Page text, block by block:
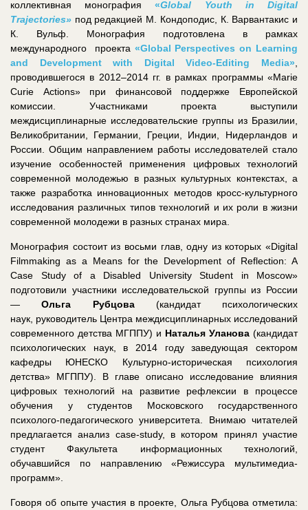
коллективная монография«Global Youth in Digital
Trajectories» под редакцией М. Кондоподис, К. Варвантакис и
К. Вульф. Монография подготовлена в рамках
международного проекта «Global Perspectives on Learning
and Development with Digital Video-Editing Media»
проводившегося в 2012–2014 гг. в рамках программы «Marie
Curie Аctions» при финансовой поддержке Европейской
комиссии. Участниками проекта выступили
междисциплинарные исследовательские группы из Бразилии,
Великобритании, Германии, Греции, Индии, Нидерландов и
России. Общим направлением работы исследователей стало
изучение особенностей применения цифровых технологий
современной молодежью в разных культурных контекстах, а
также разработка инновационных методов кросс-культурного
исследования различных типов технологий и их роли в жизни
современной молодежи в разных странах мира.
Монография состоит из восьми глав, одну из которых «Digital
Filmmaking as a Means for the Development of Reflection: A
Case Study of a Disabled University Student in Moscow»
подготовили участники исследовательской группы из России
—Ольга Рубцова (кандидат психологических
наук, руководитель Центра междисциплинарных исследований
современного детства МГППУ) и Наталья Уланова (кандидат
психологических наук, в 2014 году заведующая сектором
кафедры ЮНЕСКО Культурно-историческая психология
детства» МГППУ). В главе описано исследование влияния
цифровых технологий на развитие рефлексии в процессе
обучения у студентов Московского государственного
психолого-педагогического университета. Внимаю читателей
предлагается анализ case-study, в котором принял участие
студент Факультета информационных технологий,
обучавшийся по направлению «Режиссура мультимедиа-
программ».
Говоря об опыте участия в проекте, Ольга Рубцова отметила: